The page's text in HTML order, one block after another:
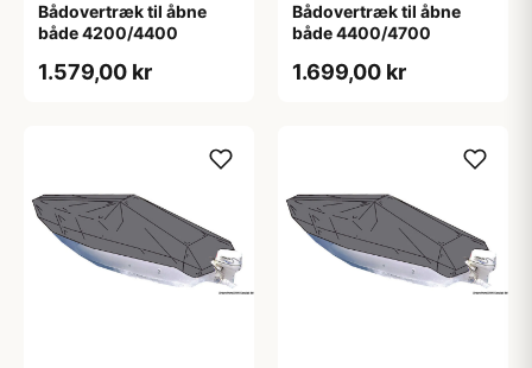
Bådovertræk til åbne
både 4200/4400
1.579,00 kr
Bådovertræk til åbne
både 4400/4700
1.699,00 kr